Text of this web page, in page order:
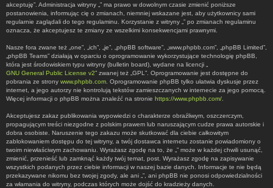
akceptuję”. Administracja witryny „” ma prawo w dowolnym czasie zmienić poniższe
postanowienia, informując cię o zmianach, niemniej wskazane jest, aby użytkownicy sami
regularnie zaglądali do tego regulaminu. Korzystanie z witryny „” po zmianach regulaminu
oznacza, że akceptujesz te zmiany ze wszelkimi konsekwencjami prawnymi.
Nasze fora zwane też „one”, „ich”, „je”, „phpBB software”, „www.phpbb.com”, „phpBB Limited”,
„phpBB Teams” działają w oparciu o oprogramowanie wykorzystujące technologię phpBB,
która jest środowiskiem typu witryny (bulletin board), wydane na licencji „
GNU General Public License v2” zwanej też „GPL”. Oprogramowanie jest dostępne do
pobrania ze strony www.phpbb.com . Oprogramowanie phpBB tylko ułatwia dyskusje przez
internet, a jego autorzy nie kontrolują tekstów zamieszczanych w internecie za jego pomocą.
Więcej informacji o phpBB można znaleźć na stronie https://www.phpbb.com/
Akceptujesz zakaz publikowania wypowiedzi o charakterze obraźliwym, oszczerczym,
propagującym treści niezgodne z polskim prawem lub naruszającym cudze prawa autorskie i
dobra osobiste. Naruszenie tego zakazu może skutkować dla ciebie całkowitym
zablokowaniem dostępu do tej witryny, a twój dostawca internetu zostanie powiadomiony o
twoim niewłaściwym zachowaniu. Wyrażasz zgodę na to, że „” może w każdej chwili usunąć,
zmienić, przenieść lub zamknąć każdy twój temat, post. Wyrażasz zgodę na zapisywanie
wszystkich podanych przez ciebie informacji w naszej bazie danych. Informacje te nie będą
przekazywane nikomu bez twojej zgody, ale ani „”, ani phpBB nie ponosi odpowiedzialności
za włamania do witryny, podczas których może dojść do kradzieży danych.